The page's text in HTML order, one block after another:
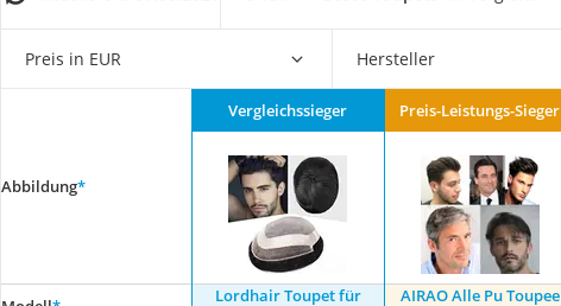
Schildkrötenhaus
Mineralfutter Pferd
Massagegerät
Service
Preis in EUR Hersteller
Abbildung*
Vergleichssieger Preis-Leistungs-Sieger
Lordhair Toupet für AIRAO Alle Pu Toupee